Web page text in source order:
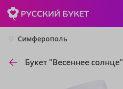
Симферополь
Букет "Весеннее солнце"